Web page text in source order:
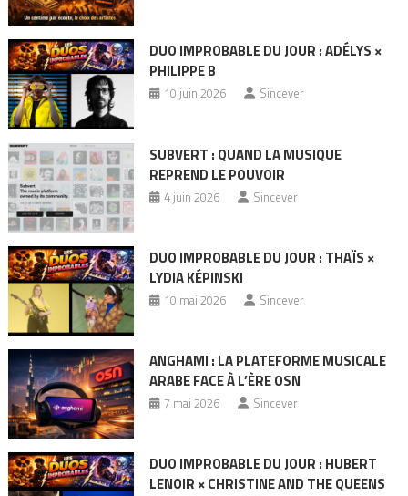
DUO IMPROBABLE DU JOUR : ADÉLYS ×
PHILIPPE B
10 juin 2026 Sincever
SUBVERT : QUAND LA MUSIQUE
REPREND LE POUVOIR
4 juin 2026 Sincever
DUO IMPROBABLE DU JOUR : THAÏS ×
LYDIA KÉPINSKI
10 mai 2026 Sincever
ANGHAMI : LA PLATEFORME MUSICALE
ARABE FACE À L’ÈRE OSN
7 mai 2026 Sincever
DUO IMPROBABLE DU JOUR : HUBERT
LENOIR × CHRISTINE AND THE QUEENS